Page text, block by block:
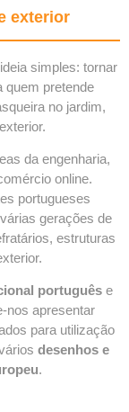
exterior
simples: tornar
quem pretende
no jardim,
da engenharia,
online.
portugueses
gerações de
estruturas
português e
nos apresentar
para utilização
desenhos e
.